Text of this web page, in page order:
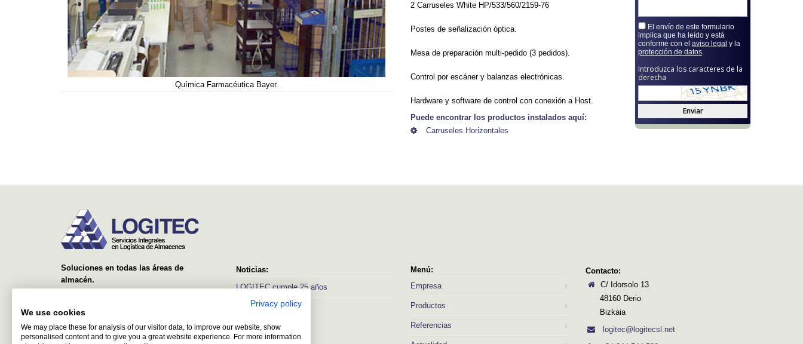
Química Farmacéutica Bayer.
2 Carruseles White HP/533/560/2159-76
Postes de señalización óptica.
Mesa de preparación multi-pedido (3 pedidos).
Control por escáner y balanzas electrónicas.
Hardware y software de control con conexión a Host.
Puede encontrar los productos instalados aquí:
Carruseles Horizontales
El envío de este formulario
implica que ha leído y está
conforme con el aviso legal y la
protección de datos.
Introduzca los caracteres de la
derecha
Enviar
Soluciones en todas las áreas de
almacén.
estanterías, hasta sistemas avanzados con
gestión.
Noticias:
LOGITEC cumple 25 años
Ver más
Menú:
Empresa
Productos
Referencias
Contacto:
C/ Idorsolo 13
48160 Derio
Bizkaia
logitec@logitecsl.net
Privacy policy
We use cookies
We may place these for analysis of our visitor data, to improve our website, show
personalised content and to give you a great website experience. For more information